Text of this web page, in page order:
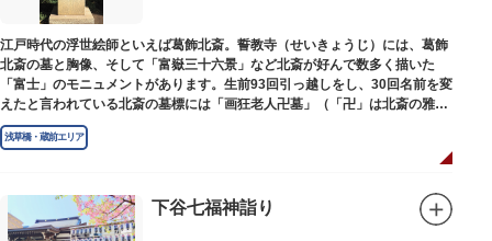
江戸時代の浮世絵師といえば葛飾北斎。誓教寺（せいきょうじ）には、葛飾
北斎の墓と胸像、そして「富嶽三十六景」など北斎が好んで数多く描いた
「富士」のモニュメントがあります。生前93回引っ越しをし、30回名前を変
えたと言われている北斎の墓標には「画狂老人卍墓」（「卍」は北斎の雅号
の一つ）とあり、辞世の句が刻まれています。毎年命日の4月18日には「北
斎忌」が開かれ、法要が営まれます。
浅草橋・蔵前エリア
下谷七福神詣り